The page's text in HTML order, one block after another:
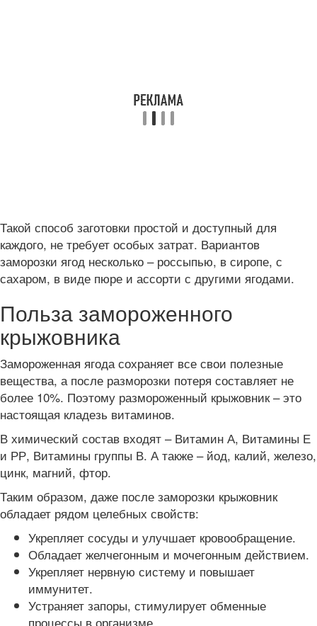
Такой способ заготовки простой и доступный для
каждого, не требует особых затрат. Вариантов
заморозки ягод несколько – россыпью, в сиропе, с
сахаром, в виде пюре и ассорти с другими ягодами.
Польза замороженного
крыжовника
Замороженная ягода сохраняет все свои полезные
вещества, а после разморозки потеря составляет не
более 10%. Поэтому размороженный крыжовник – это
настоящая кладезь витаминов.
В химический состав входят – Витамин А, Витамины Е
и РР, Витамины группы В. А также – йод, калий, железо,
цинк, магний, фтор.
Таким образом, даже после заморозки крыжовник
обладает рядом целебных свойств:
Укрепляет сосуды и улучшает кровообращение.
Обладает желчегонным и мочегонным действием.
Укрепляет нервную систему и повышает
иммунитет.
Устраняет запоры, стимулирует обменные
процессы в организме.